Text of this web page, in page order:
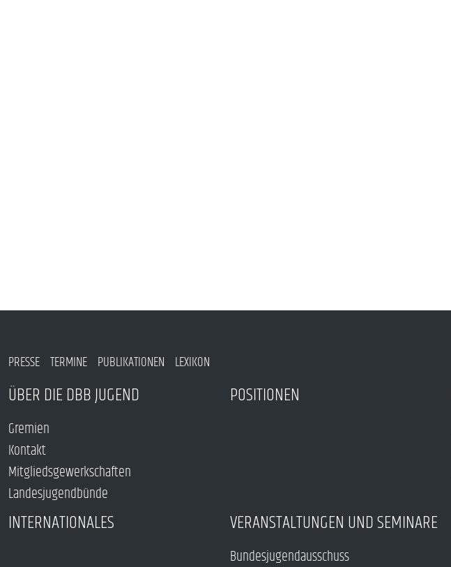
PRESSE TERMINE PUBLIKATIONEN LEXIKON
ÜBER DIE DBB JUGEND
Gremien
Kontakt
Mitgliedsgewerkschaften
Landesjugendbünde
POSITIONEN
INTERNATIONALES VERANSTALTUNGEN UND SEMINARE
Bundesjugendausschuss